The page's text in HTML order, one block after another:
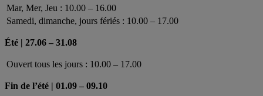
Mar, Mer, Jeu : 10.00 – 16.00
Samedi, dimanche, jours fériés : 10.00 – 17.00
Été | 27.06 – 31.08
Ouvert tous les jours : 10.00 – 17.00
Fin de l’été | 01.09 – 09.10